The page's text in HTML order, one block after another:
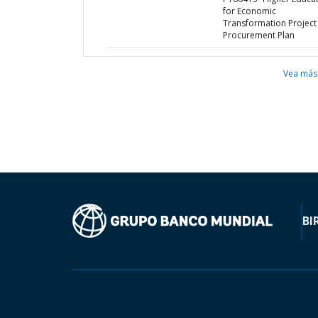
for Economic
Transformation Project
Procurement Plan
Vea más